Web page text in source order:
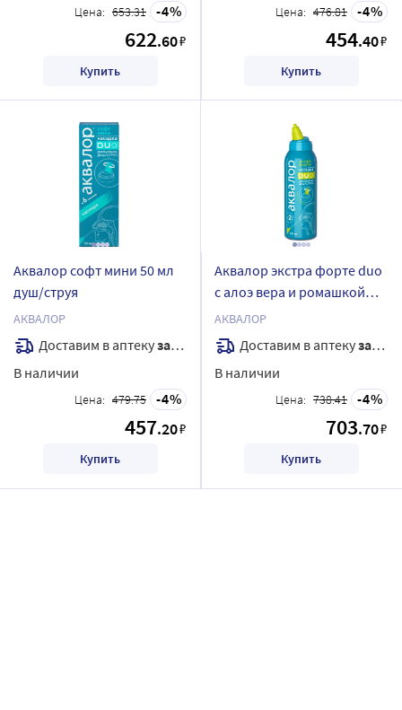
Цена: 653.31 4
622.60₽
Купить
Цена: 476.81 4
454.40₽
Купить
Аквалор софт мини 50 мл
душ/струя
АКВАЛОР
Доставим в аптекузавтра
В наличии
Цена: 479.75 4
457.20₽
Купить
Аквалор экстра форте duo
с алоэ вера и ромашкой
римской 150 мл душ/струя
АКВАЛОР
Доставим в аптекузавтра
В наличии
Цена: 738.41 4
703.70₽
Купить